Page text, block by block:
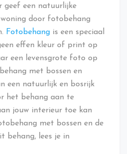
geef een natuurlijke
door fotobehang
Fotobehang is een speciaal
effen kleur of print op
een levensgrote foto op
met bossen en
een natuurlijk en bosrijk
het behang aan te
jouw interieur toe kan
met bossen en de
behang, lees je in